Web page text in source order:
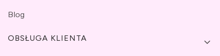
Blog
OBSŁUGA KLIENTA